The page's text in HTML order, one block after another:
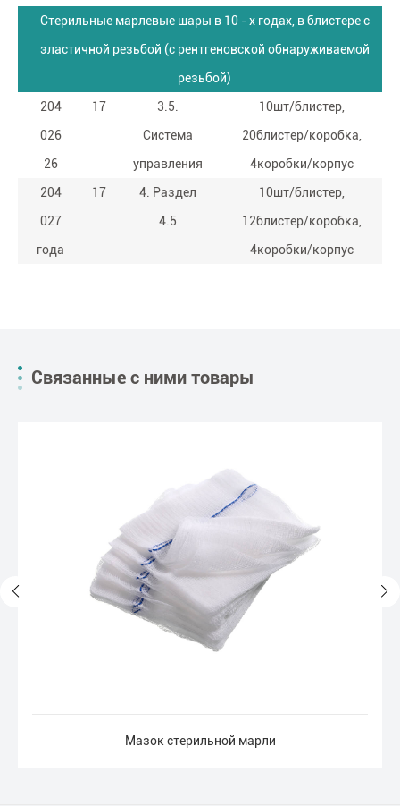
Стерильные марлевые шары в 10 - х годах, в блистере с
эластичной резьбой (с рентгеновской обнаруживаемой
резьбой)
204
026
26
17
3.5.
Система
управления
10шт/блистер,
20блистер/коробка,
4коробки/корпус
204
027
года
17
4. Раздел
4.5
10шт/блистер,
12блистер/коробка,
4коробки/корпус
Связанные с ними товары
Мазок стерильной марли